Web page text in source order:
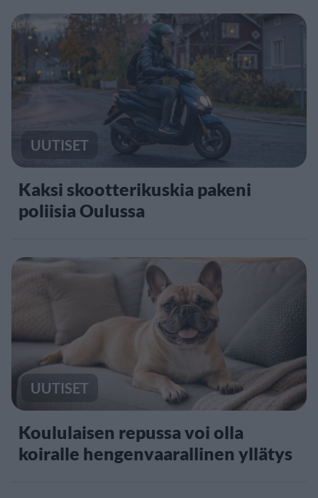
UUTISET
Kaksi skootterikuskia pakeni
poliisia Oulussa
UUTISET
Koululaisen repussa voi olla
koiralle hengenvaarallinen yllätys